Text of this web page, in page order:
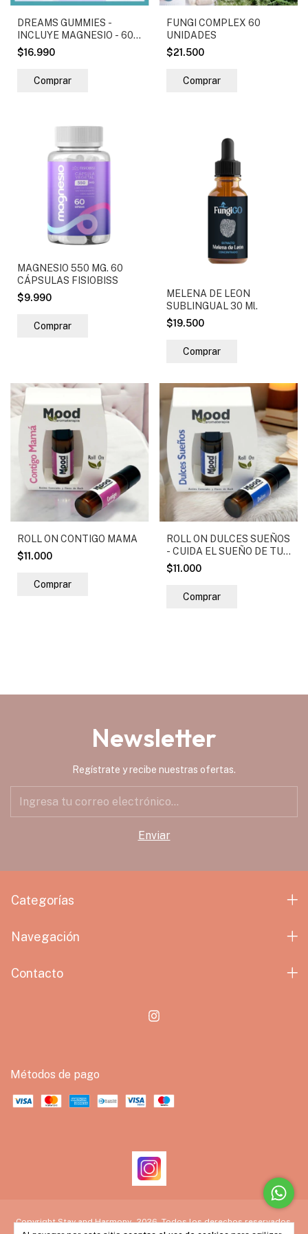
DREAMS GUMMIES -
INCLUYE MAGNESIO - 60
GOMITAS
$16.990
FUNGI COMPLEX 60
UNIDADES
$21.500
MAGNESIO 550 MG. 60
CÁPSULAS FISIOBISS
$9.990
MELENA DE LEON
SUBLINGUAL 30 Ml.
$19.500
ROLL ON CONTIGO MAMA
$11.000
ROLL ON DULCES SUEÑOS
- CUIDA EL SUEÑO DE TUS
HIJOS (A) / Diseñado para
niños (a) de 2 a 15 años
$11.000
Newsletter
Regístrate y recibe nuestras ofertas.
Categorías
Navegación
Contacto
Métodos de pago
Copyright Stay and Harmony - 2026. Todos los derechos reservados.